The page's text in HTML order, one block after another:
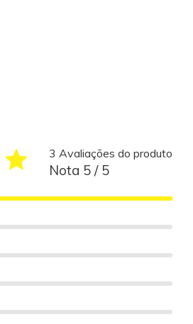
3 Avaliações do produto
Nota 5 / 5